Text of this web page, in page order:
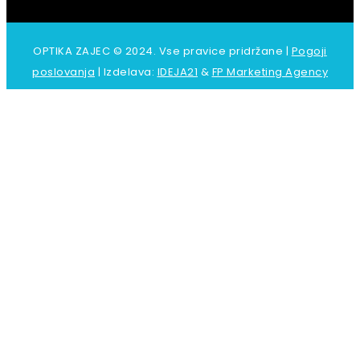
OPTIKA ZAJEC © 2024. Vse pravice pridržane | Pogoji
poslovanja | Izdelava: IDEJA21 & FP Marketing Agency